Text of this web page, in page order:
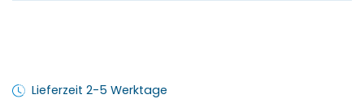
Lieferzeit 2-5 Werktage